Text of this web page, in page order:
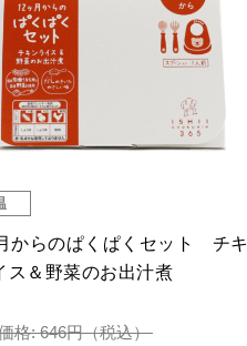
からのぱくぱくセット チキ
ス＆野菜のお出汁煮
格: 646円（税込）